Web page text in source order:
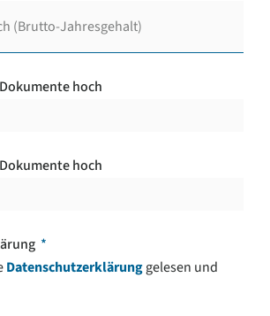
hoch
hoch
Datenschutzerklärunggelesen und